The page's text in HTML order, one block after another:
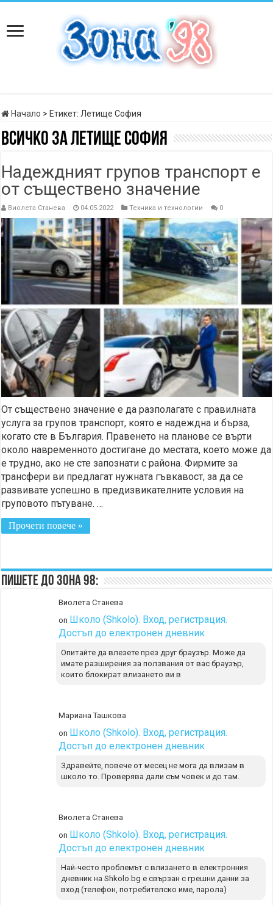
Начало > Етикет: Летище София
Всичко заЛетище София
Надеждният групов транспорт е
от съществено значение
Виолета Станева 04.05.2022 Техника и технологии 0
От съществено значение е да разполагате с правилната
услуга за групов транспорт, която е надеждна и бърза,
когато сте в България. Правенето на планове се върти
около навременното достигане до местата, което може да
е трудно, ако не сте запознати с района. Фирмите за
трансфери ви предлагат нужната гъвкавост, за да се
развивате успешно в предизвикателните условия на
груповото пътуване. …
Прочети повече »
Пишете до Зона 98:
Виолета Станева
on Школо (Shkolo). Вход, регистрация.
Достъп до електронен дневник
Опитайте да влезете през друг браузър. Може да
имате разширения за ползвания от вас браузър,
които блокират влизането ви в
Мариана Ташкова
on Школо (Shkolo). Вход, регистрация.
Достъп до електронен дневник
Здравейте, повече от месец не мога да влизам в
школо то. Проверява дали съм човек и до там.
Виолета Станева
on Школо (Shkolo). Вход, регистрация.
Достъп до електронен дневник
Най-често проблемът с влизането в електронния
дневник на Shkolo.bg е свързан с грешни данни за
вход (телефон, потребителско име, парола)